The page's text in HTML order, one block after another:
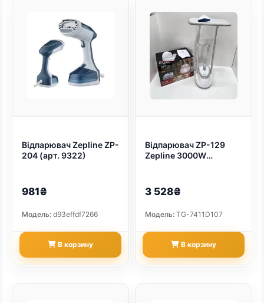
Відпарювач Zepline ZP-
204 (арт. 9322)
981₴
Модель: d93effdf7266
В корзину
Відпарювач ZP-129
Zepline 3000W
відпарювач одягу з
дошкою для
відпарювання Білий
(арт. 22407)
3 528₴
Модель: TG-7411D107
В корзину